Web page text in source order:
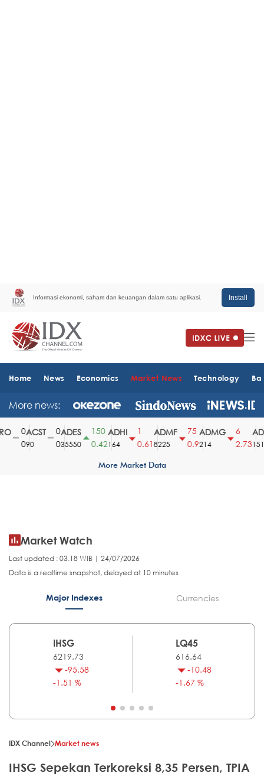
Informasi ekonomi, saham dan keuangan dalam satu aplikasi. Install
Home News Economics Market News Technology
More news:
ACST
90
ADES
35550
150
0.42
ADHI
164
0.61
ADMF
8225
75
0.9
ADMG
214
2.731510
More Market Data
Market Watch
Last updated : 03.18 WIB | 24/07/2026
Data is a realtime snapshot, delayed at 10 minutes
Major Indexes Currencies
IHSG
6219.73
-95.58
-1.51 %
LQ45
616.64
-10.48
-1.67 %
IDX Channel Market news
IHSG Sepekan Terkoreksi 8,35 Persen, TPIA